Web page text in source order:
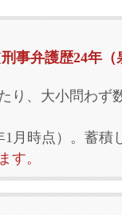
事弁護歴24年（
り、大小問わず
1月時点）。蓄積
す。